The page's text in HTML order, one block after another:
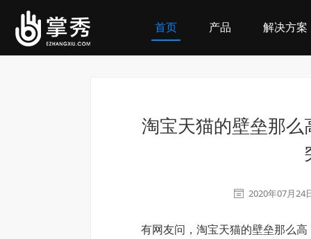
首页 产品 解决方案
淘宝天猫的壁垒那
2020年07月24
有网友问，淘宝天猫的壁垒那么高